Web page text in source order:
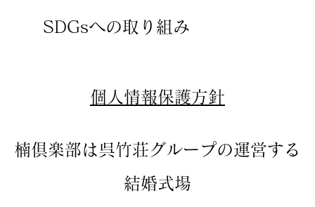
​個人情報保護方針
SDGsへの取り組み
楠倶楽部は呉竹荘グループの運営する
結婚式場